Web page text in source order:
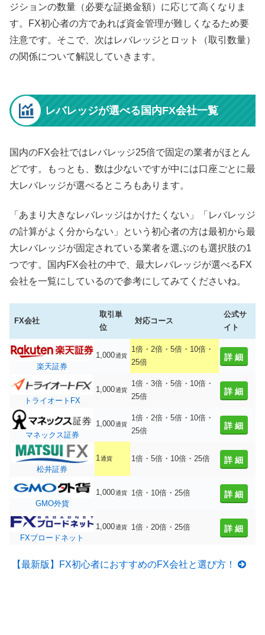
ジションの数量（必要な証拠金額）に応じて高くなりま
す。FX初心者の方であれば資金管理が難しくなるため要
注意です。そこで、次はレバレッジとロット（取引数量）
の関係について解説していきます。
レバレッジが選べる国内FX会社一覧
国内のFX会社ではレバレッジ25倍で固定の業者がほとん
どです。もっとも、数は少ないですが中には口座ごとに最
大レバレッジが選べるところもあります。
「あまり大きなレバレッジはかけたくない」「レバレッジ
の計算がよく分からない」という初心者の方は最初から最
大レバレッジが固定されている業者を選ぶのも選択肢の1
つです。国内FX会社の中で、最大レバレッジが選べるFX
会社を一覧にしているので参考にしてみてくださいね。
FX会社
取引単
位
対応コース
公式サ
イト
楽天証券
1,000通貨
1倍・2倍・5倍・10倍・
25倍
詳細
トライオートFX
1,000通貨
1倍・3倍・5倍・10倍・
25倍
詳細
マネックス証券
1,000通貨
1倍・2倍・5倍・10倍・
25倍
詳細
松井証券
1 通貨 1倍・5倍・10倍・25倍 詳細
GMO外貨
1,000通貨 1倍・10倍・25倍 詳細
FXブロードネット
1,000通貨 1倍・20倍・25倍 詳細
【最新版】FX初心者におすすめのFX会社と選び方！